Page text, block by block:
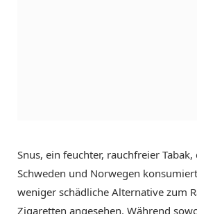
Snus, ein feuchter, rauchfreier
Schweden und Norwegen
weniger schädliche Alternative zum
Zigaretten angesehen. Während